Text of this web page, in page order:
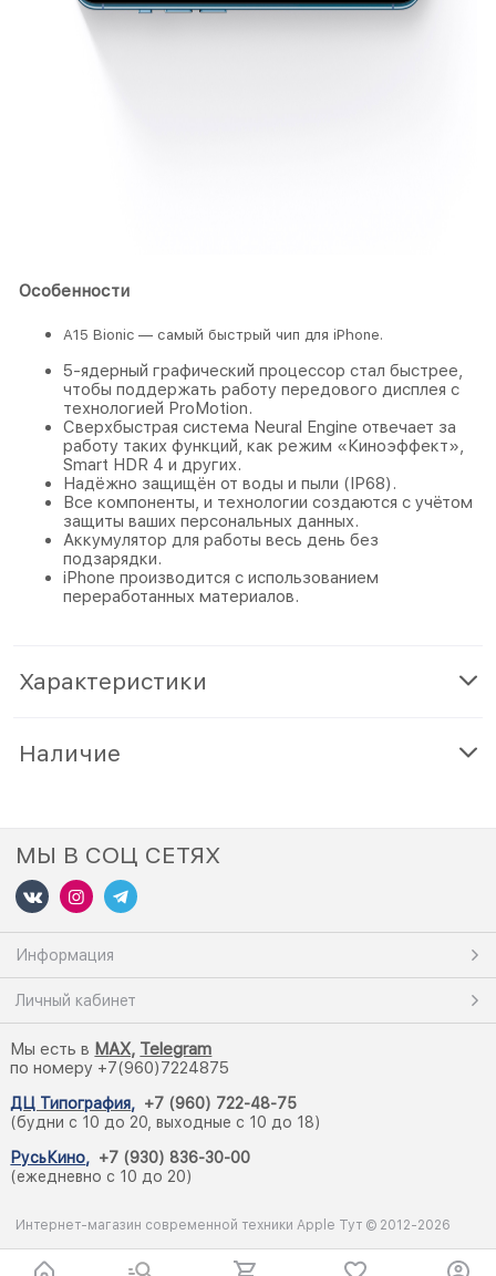
Особенности
A15 Bionic — самый быстрый чип для iPhone.
5‑ядерный графический процессор стал быстрее,
чтобы поддержать работу передового дисплея с
техно­логией ProMotion.
Сверхбыстрая система Neural Engine отвечает за
работу таких функций, как режим «Киноэффект»,
Smart HDR 4 и других.
Надёжно защищён от воды и пыли (IP68).
Все компоненты, и технологии создаются с учётом
защиты ваших персональных данных.
Аккумулятор для работы весь день без
подзарядки.
iPhone производится с использованием
переработанных материалов.
Характеристики
Наличие
МЫ В СОЦ СЕТЯХ
Информация
Личный кабинет
Мы есть в MAX, Telegram
по номеру +7(960)7224875
ДЦ Типография, +7 (960) 722-48-75
(будни с 10 до 20, выходные с 10 до 18)
РусьКино, +7 (930) 836-30-00
(ежедневно с 10 до 20)
Интернет-магазин современной техники Apple Тут © 2012-2026